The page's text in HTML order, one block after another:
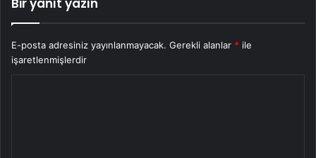
Bir yanıt yazın
E-posta adresiniz yayınlanmayacak. Gerekli alanlar * ile
işaretlenmişlerdir